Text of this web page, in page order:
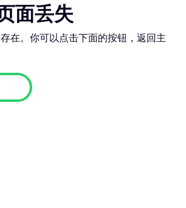
面丢失
在。你可以点击下面的按钮，返回主